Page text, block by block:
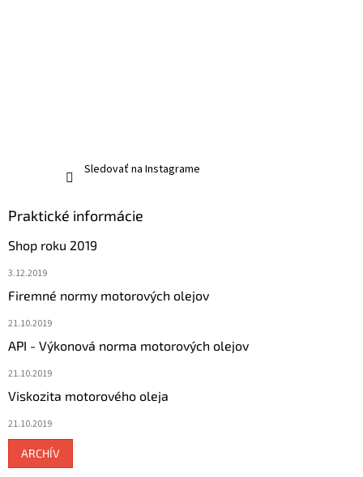
Sledovať na Instagrame
Praktické informácie
Shop roku 2019
3.12.2019
Firemné normy motorových olejov
21.10.2019
API - Výkonová norma motorových olejov
21.10.2019
Viskozita motorového oleja
21.10.2019
ARCHÍV